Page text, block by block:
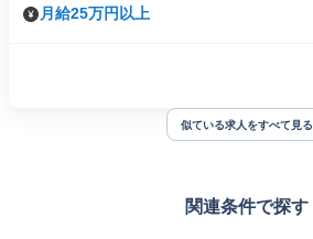
月給25万円以上
似ている求人をすべて見る
関連条件で探す